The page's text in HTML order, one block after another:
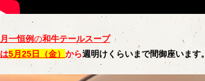
月一恒例の和牛テールスープ
は5月25日（金） から週明けくらいまで間御座います。